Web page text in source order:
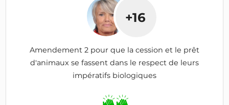
+16
Amendement 2 pour que la cession et le prêt
d'animaux se fassent dans le respect de leurs
impératifs biologiques